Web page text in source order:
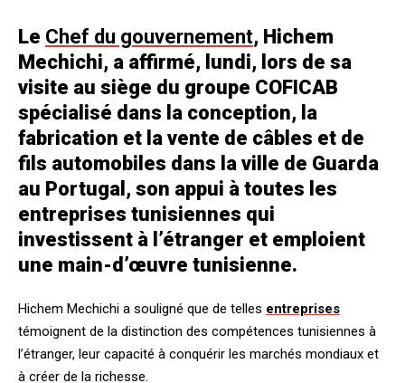
Le Chef du gouvernement, Hichem
Mechichi, a affirmé, lundi, lors de sa
visite au siège du groupe COFICAB
spécialisé dans la conception, la
fabrication et la vente de câbles et de
fils automobiles dans la ville de Guarda
au Portugal, son appui à toutes les
entreprises tunisiennes qui
investissent à l’étranger et emploient
une main-d’œuvre tunisienne.
Hichem Mechichi a souligné que de telles entreprises
témoignent de la distinction des compétences tunisiennes à
l’étranger, leur capacité à conquérir les marchés mondiaux et
à créer de la richesse.